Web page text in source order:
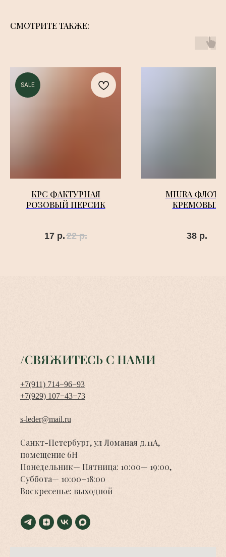
СМОТРИТЕ ТАКЖЕ:
SALE
КРС ФАКТУРНАЯ
РОЗОВЫЙ ПЕРСИК
17 р.22 р.
MIURA
КРЕМОВЫЙ
38 р.
/СВЯЖИТЕСЬ С НАМИ
+7(911) 714−96−93
+7(929) 107−43−73
s-leder@mail.ru
Санкт-Петербург, ул Ломаная д.11А,
помещение 6Н
Понедельник— Пятница: 10:00— 19:00,
Суббота— 10:00−18:00
Воскресенье: выходной